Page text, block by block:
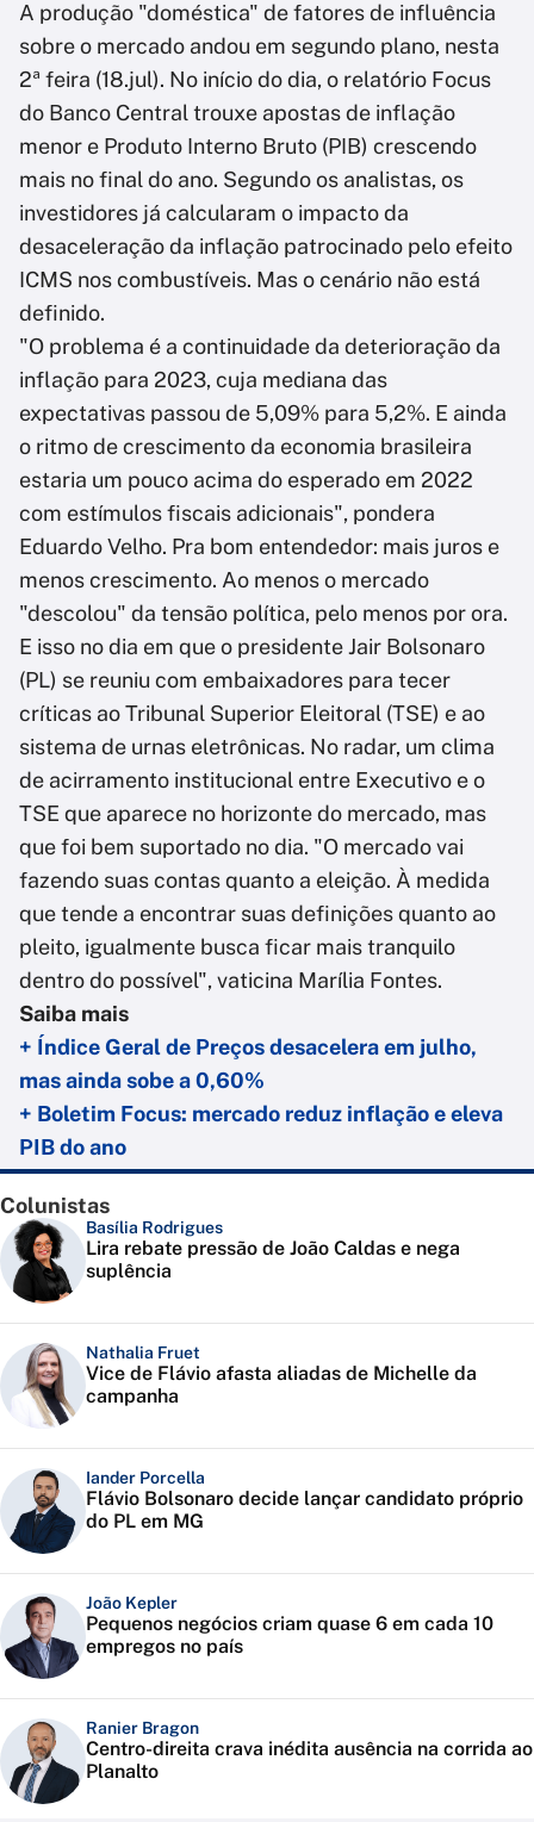
A produção "doméstica" de fatores de influência
sobre o mercado andou em segundo plano, nesta
2ª feira (18.jul). No início do dia, o relatório Focus
do Banco Central trouxe apostas de inflação
menor e Produto Interno Bruto (PIB) crescendo
mais no final do ano. Segundo os analistas, os
investidores já calcularam o impacto da
desaceleração da inflação patrocinado pelo efeito
ICMS nos combustíveis. Mas o cenário não está
definido.
"O problema é a continuidade da deterioração da
inflação para 2023, cuja mediana das
expectativas passou de 5,09% para 5,2%. E ainda
o ritmo de crescimento da economia brasileira
estaria um pouco acima do esperado em 2022
com estímulos fiscais adicionais", pondera
Eduardo Velho. Pra bom entendedor: mais juros e
menos crescimento. Ao menos o mercado
"descolou" da tensão política, pelo menos por ora.
E isso no dia em que o presidente Jair Bolsonaro
(PL) se reuniu com embaixadores para tecer
críticas ao Tribunal Superior Eleitoral (TSE) e ao
sistema de urnas eletrônicas. No radar, um clima
de acirramento institucional entre Executivo e o
TSE que aparece no horizonte do mercado, mas
que foi bem suportado no dia. "O mercado vai
fazendo suas contas quanto a eleição. À medida
que tende a encontrar suas definições quanto ao
pleito, igualmente busca ficar mais tranquilo
dentro do possível", vaticina Marília Fontes.
Saiba mais
+ Índice Geral de Preços desacelera em julho,
mas ainda sobe a 0,60%
+ Boletim Focus: mercado reduz inflação e eleva
PIB do ano
Colunistas
Basília Rodrigues
Lira rebate pressão de João Caldas e nega
suplência
Nathalia Fruet
Vice de Flávio afasta aliadas de Michelle da
campanha
Iander Porcella
Flávio Bolsonaro decide lançar candidato próprio
do PL em MG
João Kepler
Pequenos negócios criam quase 6 em cada 10
empregos no país
Ranier Bragon
Centro-direita crava inédita ausência na corrida ao
Planalto